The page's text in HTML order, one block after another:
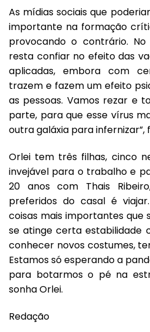
As mídias sociais que
importante na formação
provocando o contrário.
resta confiar no efeito das
aplicadas, embora com
trazem e fazem um efeito
as pessoas. Vamos rezar e
parte, para que esse vírus
outra galáxia para infernizar”,
Orlei tem três filhas, cinco
invejável para o trabalho e
20 anos com Thais
preferidos do casal é
coisas mais importantes que
se atinge certa estabilidade
conhecer novos costumes,
Estamos só esperando a
para botarmos o pé na
sonha Orlei.
Redação